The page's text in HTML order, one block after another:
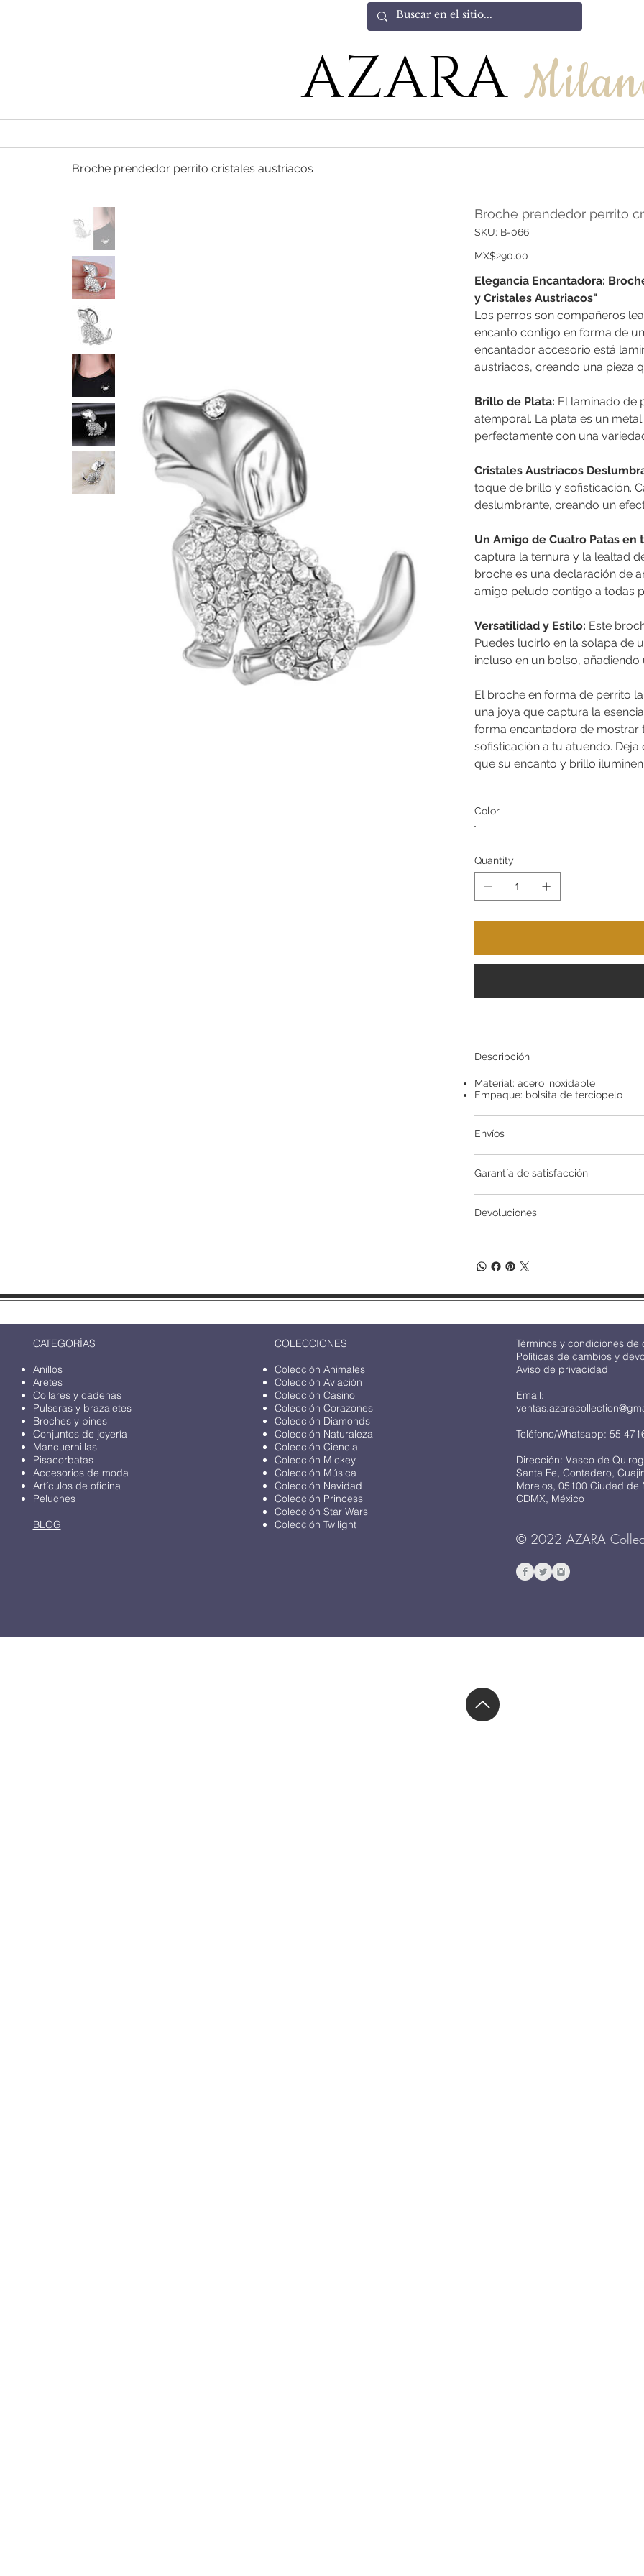
AZARA
Broche prendedor perrito cristales austriacos
Broche prendedor perrito
SKU: SKU
B-
B-066
Price
MX$290.00
Elegancia Encantadora:
y Cristales Austriacos"
Los perros son compañeros
encanto contigo en forma de
encantador accesorio está
austriacos, creando una pieza
Brillo de Plata: El laminado de
atemporal. La plata es un
perfectamente con una
Cristales Austriacos
toque de brillo y sofisticación.
deslumbrante, creando un
Un Amigo de Cuatro Patas en
captura la ternura y la lealtad
broche es una declaración de
amigo peludo contigo a todas
Versatilidad y Estilo: Este
Puedes lucirlo en la solapa de
incluso en un bolso,
El broche en forma de perrito
una joya que captura la
forma encantadora de
sofisticación a tu atuendo.
que su encanto y brillo
Color
Quantity
Descripción
Material: acero inoxidable
Empaque: bolsita de terciopelo
Envíos
Garantía de satisfacción
Devoluciones
CATEGORÍAS
Anillos
Aretes
Collares y cadenas
Pulseras y brazaletes
Broches y pines
Conjuntos de joyería
Mancuernillas
Pisacorbatas
Accesorios de moda
Artículos de oficina
Peluches
BLOG
COLECCIONES
Colección Animales
Colección Aviación
Colección Casino
Colección Corazones
Colección Diamonds
Colección Naturaleza
Colección Ciencia
Colección Mickey
Colección Música
Colección Navidad
Colección Princess
Colección Star Wars
Colección Twilight
Términos y condiciones de
Políticas de cambios y
Aviso de privacidad
Email:
Teléfono/Whatsapp: 55
Dirección: Vasco de
Santa Fe, Contadero,
Morelos, 05100 Ciudad de
CDMX, México
© 2022 AZARA